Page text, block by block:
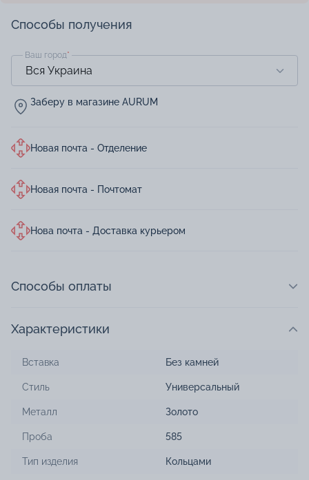
Способы получения
Ваш город*
Заберу в магазине AURUM
Новая почта - Отделение
Новая почта - Почтомат
Нова почта - Доставка курьером
Способы оплаты
Характеристики
Вставка Без камней
Стиль Универсальный
Металл Золото
Проба 585
Тип изделия Кольцами